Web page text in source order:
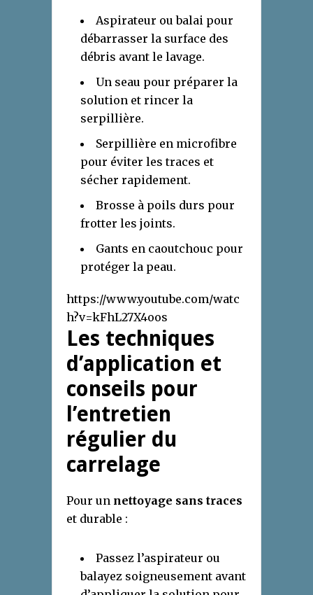
Aspirateur ou balai pour
débarrasser la surface des
débris avant le lavage.
Un seau pour préparer la
solution et rincer la
serpillière.
Serpillière en microfibre
pour éviter les traces et
sécher rapidement.
Brosse à poils durs pour
frotter les joints.
Gants en caoutchouc pour
protéger la peau.
https://www.youtube.com/watc
h?v=kFhL27X4oos
Les techniques
d’application et
conseils pour
l’entretien
régulier du
carrelage
Pour un nettoyage sans traces
et durable :
Passez l’aspirateur ou
balayez soigneusement avant